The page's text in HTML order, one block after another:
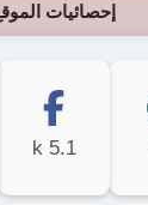
إحصائيات
5.1 k